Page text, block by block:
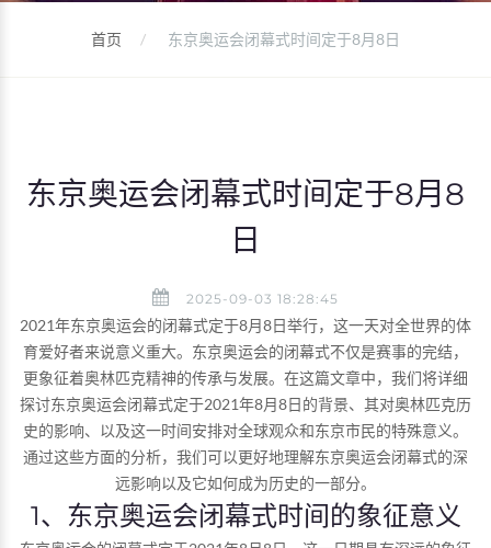
首页 东京奥运会闭幕式时间定于8月8日
东京奥运会闭幕式时间定于8月8
日
2025-09-03 18:28:45
2021年东京奥运会的闭幕式定于8月8日举行，这一天对全世界的体
育爱好者来说意义重大。东京奥运会的闭幕式不仅是赛事的完结，
更象征着奥林匹克精神的传承与发展。在这篇文章中，我们将详细
探讨东京奥运会闭幕式定于2021年8月8日的背景、其对奥林匹克历
史的影响、以及这一时间安排对全球观众和东京市民的特殊意义。
通过这些方面的分析，我们可以更好地理解东京奥运会闭幕式的深
远影响以及它如何成为历史的一部分。
1、东京奥运会闭幕式时间的象征意义